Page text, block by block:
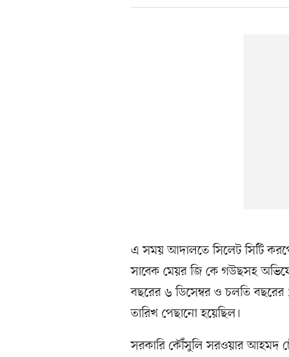
এ সময় আদালতে সিলেট সিটি
সাবেক মেয়র জি কে গউছসহ
বছরের ৬ ডিসেম্বর ও চলতি বছরের
তারিখ পেছানো হয়েছিল।
সরকারি কৌঁসুলি সরওয়ার আহমদ